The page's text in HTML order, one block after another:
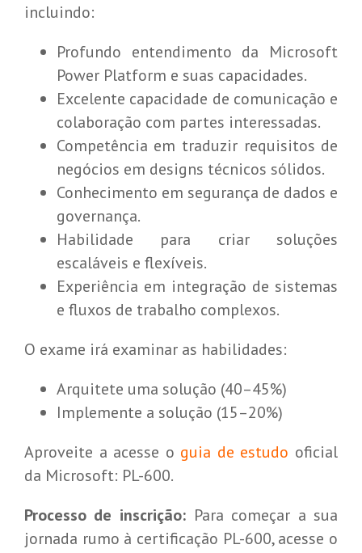
incluindo:
Profundo entendimento da Microsoft
Power Platform e suas capacidades.
Excelente capacidade de comunicação e
colaboração com partes interessadas.
Competência em traduzir requisitos de
negócios em designs técnicos sólidos.
Conhecimento em segurança de dados e
governança.
Habilidade para criar soluções
escaláveis e flexíveis.
Experiência em integração de sistemas
e fluxos de trabalho complexos.
O exame irá examinar as habilidades:
Arquitete uma solução (40–45%)
Implemente a solução (15–20%)
Aproveite a acesse o guia de estudo oficial
da Microsoft: PL-600.
Processo de inscrição: Para começar a sua
jornada rumo à certificação PL-600, acesse o